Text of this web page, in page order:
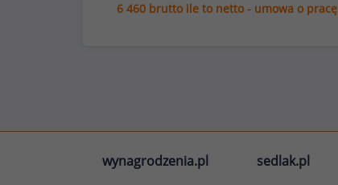
6 460 brutto ile to netto - umowa o pracę
wynagrodzenia.pl sedlak.pl